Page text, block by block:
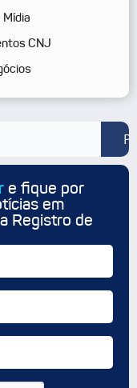
Mídia
CNJ
e fique por
em
Registro de